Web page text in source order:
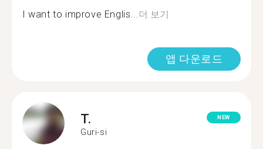
I want to improve Englis... 더 보기
앱 다운로드
T.
Guri-si
NEW